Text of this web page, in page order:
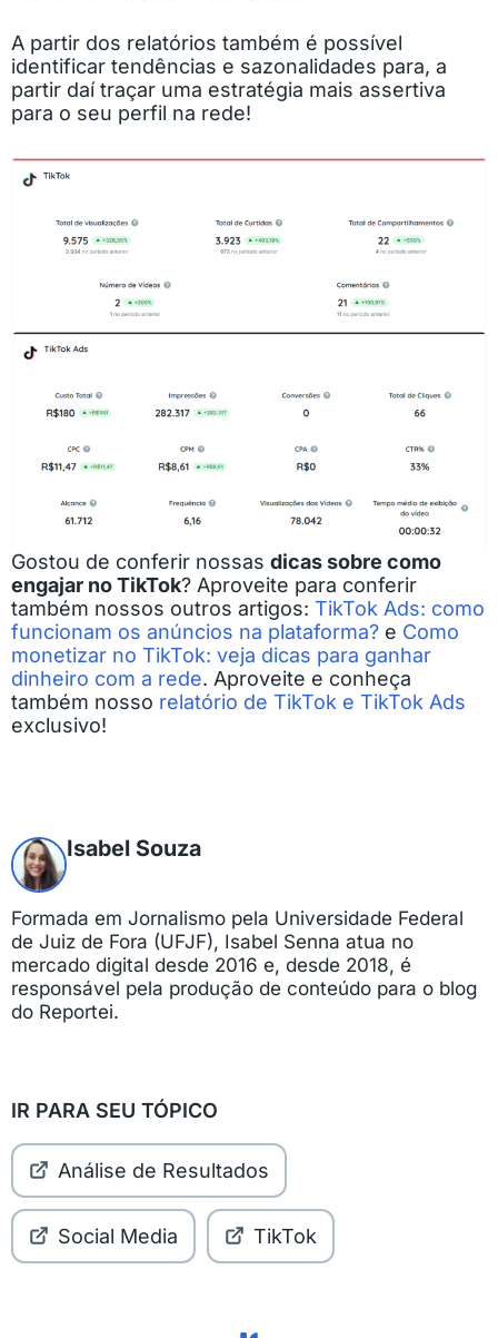
A partir dos relatórios também é possível
identificar tendências e sazonalidades para, a
partir daí traçar uma estratégia mais assertiva
para o seu perfil na rede!
Gostou de conferir nossas dicas sobre como
engajar no TikTok? Aproveite para conferir
também nossos outros artigos: TikTok Ads: como
funcionam os anúncios na plataforma? e Como
monetizar no TikTok: veja dicas para ganhar
dinheiro com a rede. Aproveite e conheça
também nosso relatório de TikTok e TikTok Ads
exclusivo!
Isabel Souza
Formada em Jornalismo pela Universidade Federal
de Juiz de Fora (UFJF), Isabel Senna atua no
mercado digital desde 2016 e, desde 2018, é
responsável pela produção de conteúdo para o blog
do Reportei.
IR PARA SEU TÓPICO
Análise de Resultados
Social Media TikTok